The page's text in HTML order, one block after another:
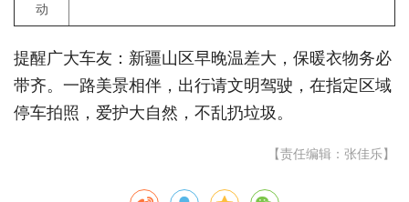
动
提醒广大车友：新疆山区早晚温差大，保暖衣物务必
带齐。一路美景相伴，出行请文明驾驶，在指定区域
停车拍照，爱护大自然，不乱扔垃圾。
【责任编辑：张佳乐】